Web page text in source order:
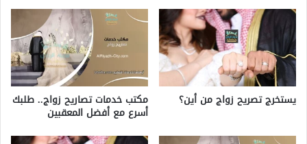
يستخرج تصريح زواج من أين؟ مكتب خدمات تصاريح زواج.. طلبك
أسرع مع أفضل المعقبين